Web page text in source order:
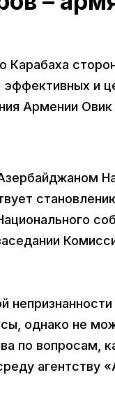
Карабаха
и
Армении
однако не
по вопросам,
агентству